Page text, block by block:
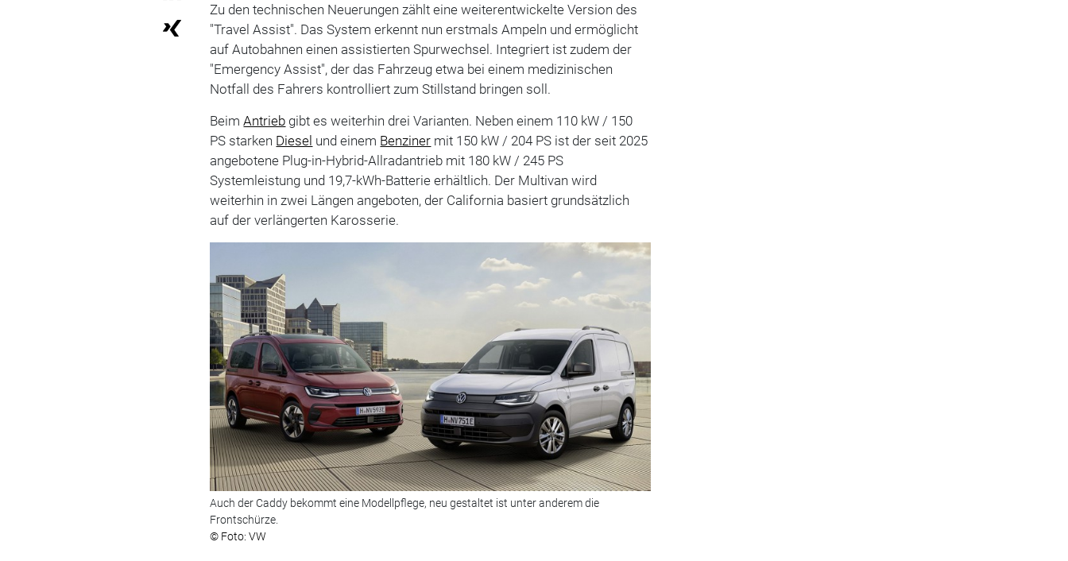
Zu den technischen Neuerungen zählt eine weiterentwickelte Version des
"Travel Assist". Das System erkennt nun erstmals Ampeln und ermöglicht
auf Autobahnen einen assistierten Spurwechsel. Integriert ist zudem der
"Emergency Assist", der das Fahrzeug etwa bei einem medizinischen
Notfall des Fahrers kontrolliert zum Stillstand bringen soll.
BeimAntrieb gibt es weiterhin drei Varianten. Neben einem 110 kW / 150
PS starken Diesel und einem Benziner mit 150 kW / 204 PS ist der seit 2025
angebotene Plug-in-Hybrid-Allradantrieb mit 180 kW / 245 PS
Systemleistung und 19,7-kWh-Batterie erhältlich. Der Multivan wird
weiterhin in zwei Längen angeboten, der California basiert grundsätzlich
auf der verlängerten Karosserie.
Auch der Caddy bekommt eine Modellpflege, neu gestaltet ist unter anderem die
Frontschürze.
© Foto: VW